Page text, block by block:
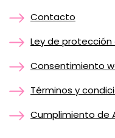
Contacto
Ley de
Consentimiento
Términos y
Cumplimiento de